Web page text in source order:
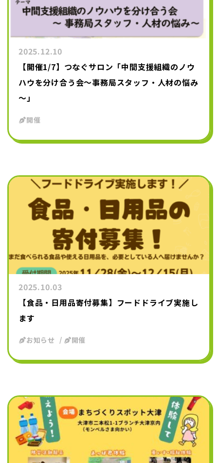
2025.12.10
【開催1/7】つなぐサロン「中間支援組織のノウ
ハウを分け合う会～事務局スタッフ・人材の悩み
～」
開催
2025.10.03
【食品・日用品寄付募集】フードドライブ実施し
ます
お知らせ 開催